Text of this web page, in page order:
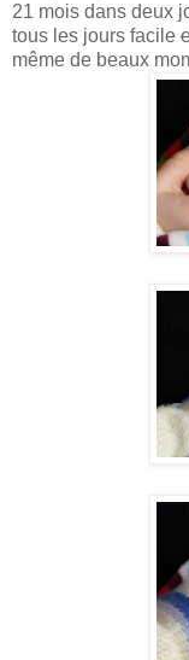
21 mois dans deux
tous les jours facile
même de beaux